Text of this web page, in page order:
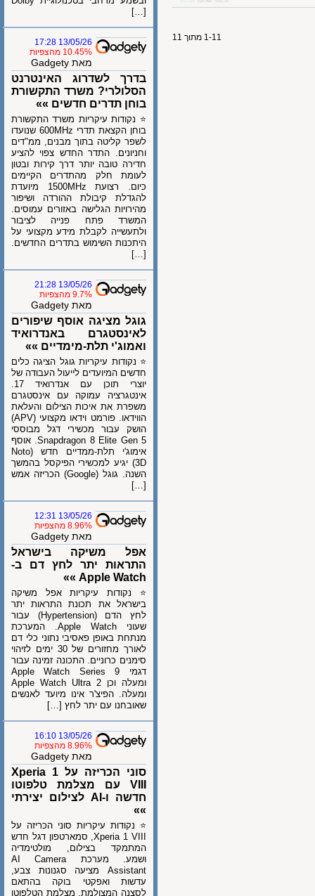
1-11 מתוך 11
13/05/26 17:28
10.45% מהצפיות
מאת Gadgety
בדרך לשדרוג האינטרנט
הסלולרי? משרד התקשורת
בוחן תדרים חדשים »»
⭐ נקודות עיקריות משרד התקשורת
בוחן הקצאת תדרי 600MHz שנועדו
לשפר קליטה בתוך מבנים, ממ"דים
וחניונים. התדר החדש צפוי להציע
חדירה טובה יותר דרך קירות ובטון
לעומת חלק מהתדרים הקיימים
כיום. רצועת 1500MHz מיועדת
להגדלת קיבולת ההורדה ושיפור
מהירויות הגלישה באזורים עמוסים.
המשרד פתח פנייה לציבור
ולתעשייה לקבלת מידע מקצועי על
היתכנות השימוש בתדרים החדשים.
13/05/26 21:28
9.7% מהצפיות
מאת Gadgety
גוגל מציגה אוסף שיפורים
לאינסטגרם באנדרואיד
ואמוג'י תלת-מימדיים »»
⭐ נקודות עיקריות גוגל הציגה כלים
חדשים המיועדים לייעול העבודה של
אינטגרציה עמוקה עם אינסטגרם
משפרת את איכות הצילום והעלאת
הווידאו. פורמט וידאו מקצועי (APV)
הושק עבור מכשירי דגל מבוססי
Snapdragon 8 Elite Gen 5. אוסף
אימוג'י תלת-ממדיים חדש (Noto
3D) יגיע למכשירי הפיקסל בהמשך
השנה. גוגל (Google) הכריזה אמש
13/05/26 12:31
8.96% מהצפיות
מאת Gadgety
אפל משיקה בישראל
התראות יתר לחץ דם ב-
Apple Watch »»
⭐ נקודות עיקריות אפל משיקה
בישראל את תכונת התראות יתר
לחץ הדם (Hypertension) עבור
שעוני Apple Watch. המערכת
מנתחת באופן פאסיבי נתוני כלי דם
לאורך מחזורים של 30 ימים לזיהוי
סימנים כרוניים. התכונה זמינה עבור
דגמי Apple Watch Series 9
ומעלה וכן Apple Watch Ultra 2
ומעלה. הפיצ'ר אינו מיועד לאנשים
שאובחנו עם יתר לחץ […]
13/05/26 16:10
8.96% מהצפיות
מאת Gadgety
סוני הכריזה על Xperia 1
VIII עם מצלמת טלפוטו
חדשה ו-AI לצילום יצירתי
⭐ נקודות עיקריות סוני הכריזה על
Xperia 1 VIII, סמארטפון דגל חדש
המתמקד בצילום, מולטימדיה
ושמע. מערכת AI Camera
Assistant מציעה סגנונות צבע,
עדשות ואפקטי בוקה בהתאם
לסצנה המצולמת. מצלמת הטלפוטו